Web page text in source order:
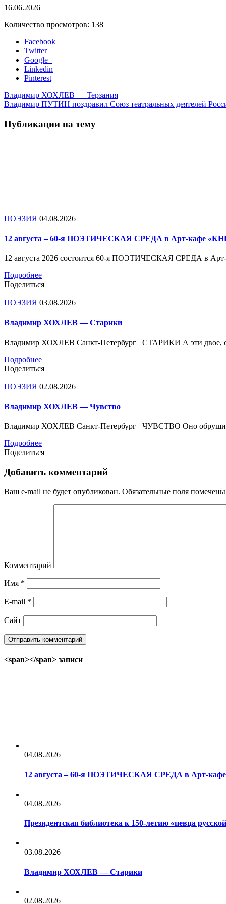
16.06.2026
Количество просмотров: 138
Facebook
Twitter
Google+
Linkedin
Pinterest
Владимир ХОХЛЕВ — Терзания
Владимир ПУТИН поздравил Союз театральных деятелей
Публикации на тему
ПОЭЗИЯ 04.08.2026
12 августа – 60-я ПОЭТИЧЕСКАЯ СРЕДА в Арт-кафе
12 августа 2026 состоится 60-я ПОЭТИЧЕСКАЯ СРЕДА в
Подробнее
Поделиться
ПОЭЗИЯ 03.08.2026
Владимир ХОХЛЕВ — Старики
Владимир ХОХЛЕВ Санкт-Петербург СТАРИКИ А эти двое,
Подробнее
Поделиться
ПОЭЗИЯ 02.08.2026
Владимир ХОХЛЕВ — Чувство
Владимир ХОХЛЕВ Санкт-Петербург ЧУВСТВО Оно
Подробнее
Поделиться
Добавить комментарий
Ваш e-mail не будет опубликован. Обязательные поля
Комментарий
Имя *
E-mail *
Сайт
<span></span> записи
04.08.2026
12 августа – 60-я ПОЭТИЧЕСКАЯ СРЕДА в Арт-
04.08.2026
Президентская библиотека к 150-летию «певца
03.08.2026
Владимир ХОХЛЕВ — Старики
02.08.2026